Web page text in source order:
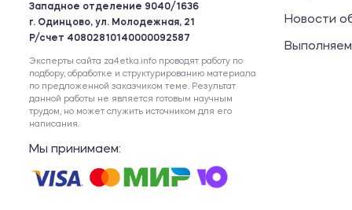
Западное отделение 9040/1636
г. Одинцово, ул. Молодежная, 21
Р/счет 40802810140000092587
Эксперты сайта za4etka.info проводят работу по
подбору, обработке и структурированию материала
по предложенной заказчиком теме. Результат
данной работы не является готовым научным
трудом, но может служить источником для его
написания.
Мы принимаем:
Новости